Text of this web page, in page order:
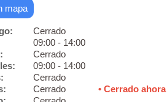
mapa
Cerrado
09:00 - 14:00
Cerrado
09:00 - 14:00
Cerrado
Cerrado
• Cerrado ahora